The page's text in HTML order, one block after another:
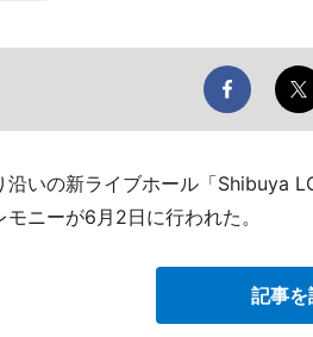
沿いの新ライブホール「Shibuya
ニーが6月2日に行われた。
記事を